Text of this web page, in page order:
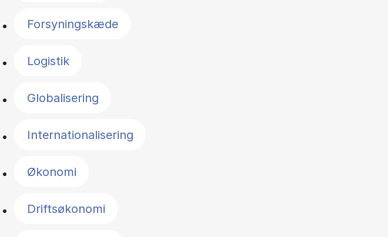
Forsyningskæde
Logistik
Globalisering
Internationalisering
Økonomi
Driftsøkonomi